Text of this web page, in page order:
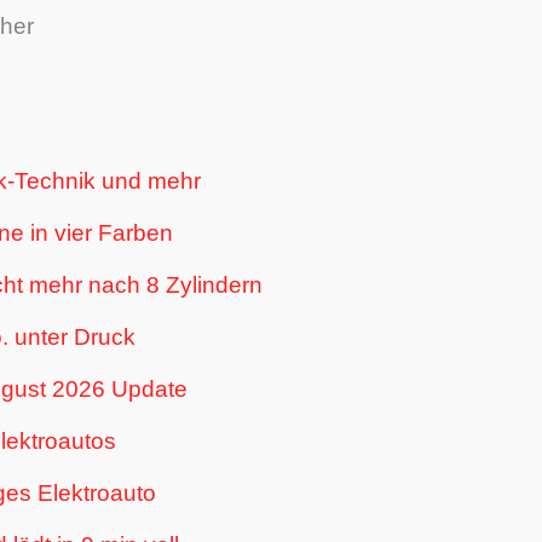
Technik und mehr
in vier Farben
mehr nach 8 Zylindern
unter Druck
2026 Update
Elektroauto